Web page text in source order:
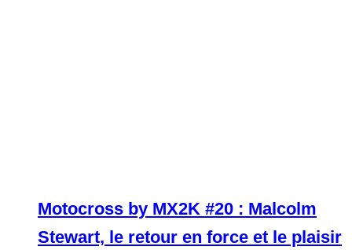
Motocross by MX2K #20 : Malcolm
Stewart, le retour en force et le plaisir